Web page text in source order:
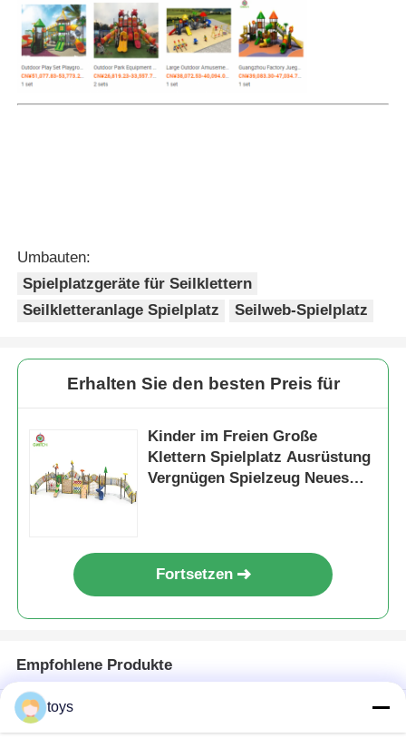
Umbauten:
Spielplatzgeräte für Seilklettern
Seilkletteranlage Spielplatz
Seilweb-Spielplatz
Erhalten Sie den besten Preis für
Kinder im Freien Große
Klettern Spielplatz Ausrüstung
Vergnügen Spielzeug Neues
Fortsetzen
Empfohlene Produkte
toys